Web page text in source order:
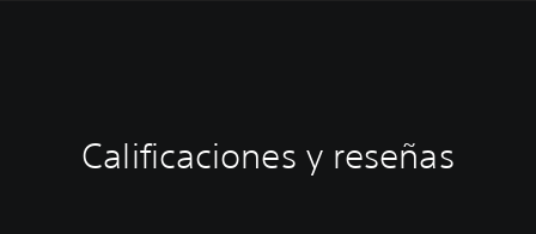
Calificaciones y reseñas